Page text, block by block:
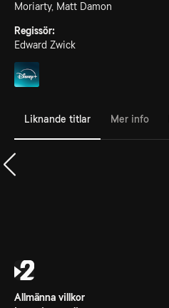
Moriarty, Matt Damon
Regissör:
Edward Zwick
Liknande titlar Mer info
Allmänna villkor